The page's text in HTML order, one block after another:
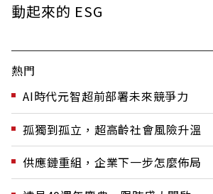
動起來的 ESG
熱門
AI時代元智超前部署未來競爭力
孤獨到孤立，超高齡社會風險升溫
供應鏈重組，企業下一步怎麼佈局